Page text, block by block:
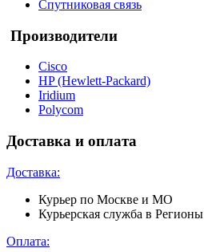
Спутниковая связь
Производители
Cisco
HP (Hewlett-Packard)
Iridium
Polycom
Доставка и оплата
Доставка:
Курьер по Москве и МО
Курьерская служба в Регионы
Оплата: